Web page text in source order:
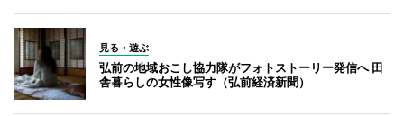
見る・遊ぶ
弘前の地域おこし協力隊がフォトストーリー発信へ 田
舎暮らしの女性像写す（弘前経済新聞）